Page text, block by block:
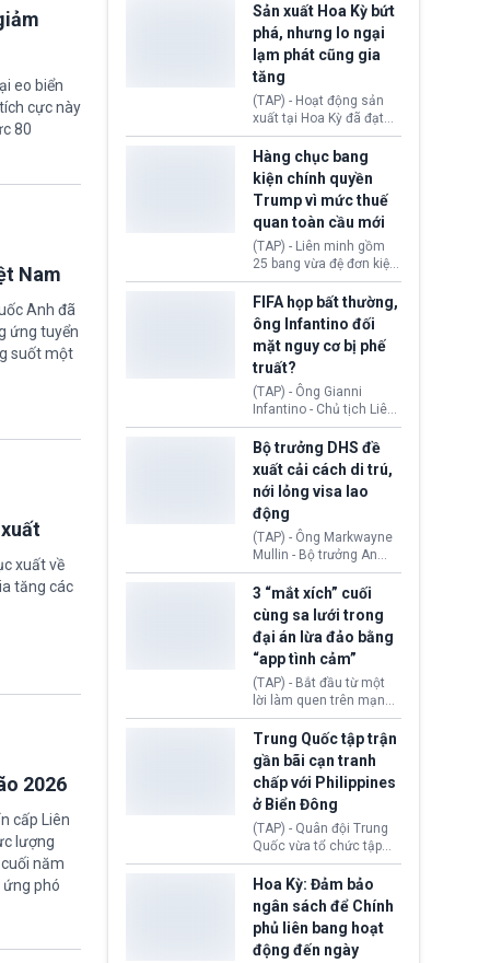
eo biển
cực này
80
Nam
Anh đã
ứng tuyển
suốt một
xuất về
tăng các
2026
cấp Liên
năm
ứng phó
tiêu dùng.
chứng nhận an toàn bay
cho Boeing 737 Max 7,
mẫu máy bay nhỏ nhất
trong dòng 737 Max
thuộc Boeing
Commercial Airplanes
(Boeing). Động thái này
chính thức khép lại gần
một thập kỷ trì hoãn chờ
các cuộc đánh giá
nghiêm ngặt.
Sản xuất Hoa Kỳ bứt
phá, nhưng lo ngại
lạm phát cũng gia
tăng
(TAP) - Hoạt động sản
xuất tại Hoa Kỳ đã đạt
tốc độ nhanh nhất trong
hơn 4 năm qua, cho
thấy nền kinh tế đang
phục hồi tích cực, bất
chấp tác động từ thuế
quan. Tuy nhiên, không
ít doanh nghiệp vẫn cảm
thấy áp lực lạm phát, bất
ổn địa chính trị hiện còn
nghiêm trọng hơn cả
giai đoạn đại dịch
COVID-19.
Hàng chục bang
kiện chính quyền
Trump vì mức thuế
quan toàn cầu mới
(TAP) - Liên minh gồm
25 bang vừa đệ đơn kiện
chính quyền Tổng thống
Donald Trump. Phe
nguyên đơn tin rằng,
hành động áp thuế 10 -
12,5% lên 60 đối tác
thương mại hôm 24/7
vượt quá thẩm quyền
của Tổng thống.
FIFA họp bất thường,
ông Infantino đối
mặt nguy cơ bị phế
truất?
(TAP) - Ông Gianni
Infantino - Chủ tịch Liên
đoàn Bóng đá Thế giới
(FIFA) đang đứng trước
cuộc khủng hoảng
quyền lực nghiêm trọng,
khi Hội đồng FIFA được
cho là đang chuẩn bị tổ
chức cuộc họp khẩn cấp
nhằm xem xét phế truất
ông sau bê bối liên quan
đến kế hoạch thương
mại hoá World Cup.
Bộ trưởng DHS đề
xuất cải cách di trú,
nới lỏng visa lao
động
(TAP) - Ông Markwayne
Mullin - Bộ trưởng An
ninh Nội địa Hoa Kỳ
(DHS) vừa đề xuất chính
phủ cần xem xét mở
rộng tiếp nhận lao động
nước ngoài có thị thực
(visa) tại các lĩnh vực
đang thiếu hụt nhân
công trầm trọng. Việc
này nhằm giải quyết nhu
cầu nhân lực cốt lõi cho
nền kinh tế nội địa.
3 “mắt xích” cuối
cùng sa lưới trong
đại án lừa đảo bằng
“app tình cảm”
(TAP) - Bắt đầu từ một
lời làm quen trên mạng
xã hội, nhiều nạn nhân
từng bước rơi vào chiếc
bẫy “tình cảm - đầu tư”
rồi mất sạch tài sản.
Sau hơn nửa năm điều
tra, Công an tỉnh Cao
Bằng (Việt Nam) đã khép
lại chuyên án lừa đảo
xuyên quốc gia bằng
việc bắt giữ 3 “mắt xích”
cuối cùng thuộc đường
dây chiếm đoạt hàng
nghìn tỷ đồng.
Trung Quốc tập trận
gần bãi cạn tranh
chấp với Philippines
ở Biển Đông
(TAP) - Quân đội Trung
Quốc vừa tổ chức tập
trận phối hợp hải quân,
không quân gần bãi cạn
Scarborough thuộc khu
vực Biển Đông giữa lúc
tranh chấp chủ quyền
Bắc Kinh và Manila
Hoa Kỳ: Đảm bảo
ngân sách để Chính
phủ liên bang hoạt
động đến ngày